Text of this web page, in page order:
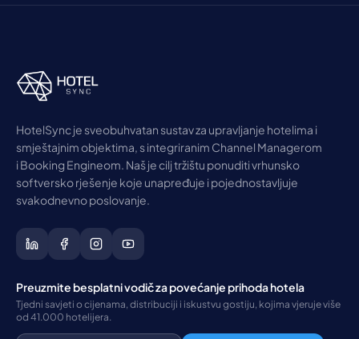
HotelSync je sveobuhvatan sustav za upravljanje hotelima i
smještajnim objektima, s integriranim Channel Managerom
i Booking Engineom. Naš je cilj tržištu ponuditi vrhunsko
softversko rješenje koje unapređuje i pojednostavljuje
svakodnevno poslovanje.
Preuzmite besplatni vodič za povećanje prihoda hotela
Tjedni savjeti o cijenama, distribuciji i iskustvu gostiju, kojima vjeruje više
od 41.000 hotelijera.